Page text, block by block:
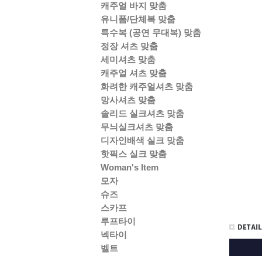
캐주얼 바지 맞춤
유니폼/단체복 맞춤
특수복 (공연 무대복) 맞춤
정장 셔츠 맞춤
세미셔츠 맞춤
캐주얼 셔츠 맞춤
화려한 캐주얼셔츠 맞춤
망사셔츠 맞춤
솔리드 실크셔츠 맞춤
무늬실크셔츠 맞춤
디자인배색 실크 맞춤
핫픽스 실크 맞춤
Woman's Item
모자
슈즈
스카프
루프타이
넥타이
벨트